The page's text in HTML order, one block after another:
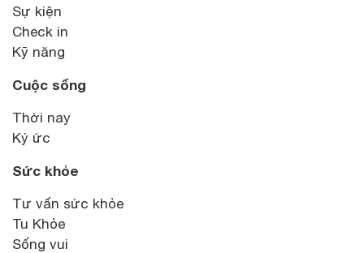
Sự kiện
Check in
Kỹ năng
Cuộc sống
Thời nay
Ký ức
Sức khỏe
Tư vấn sức khỏe
Tu Khỏe
Sống vui